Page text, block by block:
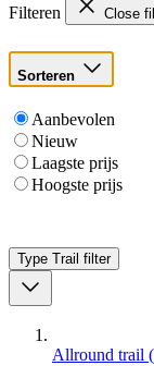
Filteren Close
Sorteren
Aanbevolen
Nieuw
Laagste prijs
Hoogste prijs
Type Trail filter
Allround trail (